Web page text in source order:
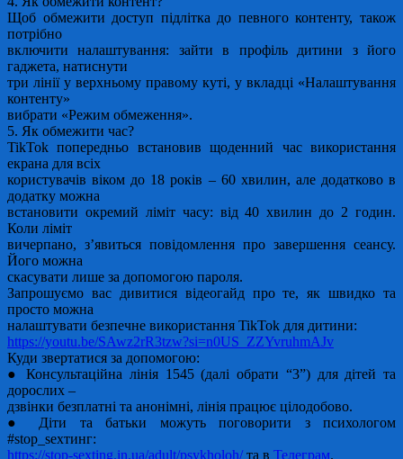
Щоб обмежити доступ підлітка до певного контенту, також
потрібно
включити налаштування: зайти в профіль дитини з його
гаджета, натиснути
три лінії у верхньому правому куті, у вкладці «Налаштування
контенту»
вибрати «Режим обмеження».
5. Як обмежити час?
TikTok попередньо встановив щоденний час використання
екрана для всіх
користувачів віком до 18 років – 60 хвилин, але додатково в
додатку можна
встановити окремий ліміт часу: від 40 хвилин до 2 годин.
Коли ліміт
вичерпано, з’явиться повідомлення про завершення сеансу.
Його можна
скасувати лише за допомогою пароля.
Запрошуємо вас дивитися відеогайд про те, як швидко та
просто можна
налаштувати безпечне використання TikTok для дитини:
https://youtu.be/SAwz2rR3tzw?si=n0US_ZZYvruhmAJv
Куди звертатися за допомогою:
● Консультаційна лінія 1545 (далі обрати “3”) для дітей та
дорослих –
дзвінки безплатні та анонімні, лінія працює цілодобово.
● Діти та батьки можуть поговорити з психологом
#stop_sexтинг:
https://stop-sexting.in.ua/adult/psykholoh/та в Телеграм.